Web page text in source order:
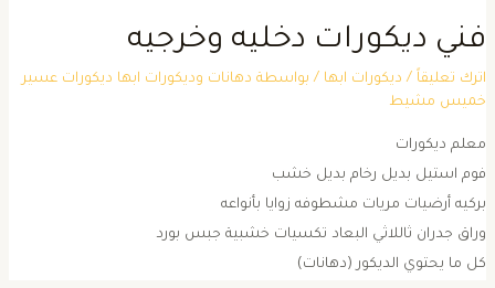
ديكورات دخليه وخرجيه
تعليقاً / ديكورات ابها/ بواسطة دهانات وديكورات ابها ديكورات عسير
مشيط
ديكورات
استيل بديل رخام بديل خشب
أرضيات مريات مشطوفه زوايا بأنواعه
جدران ثاللاثي البعاد تكسيات خشبية جبس بورد
ما يحتوي الديكور (دهانات)